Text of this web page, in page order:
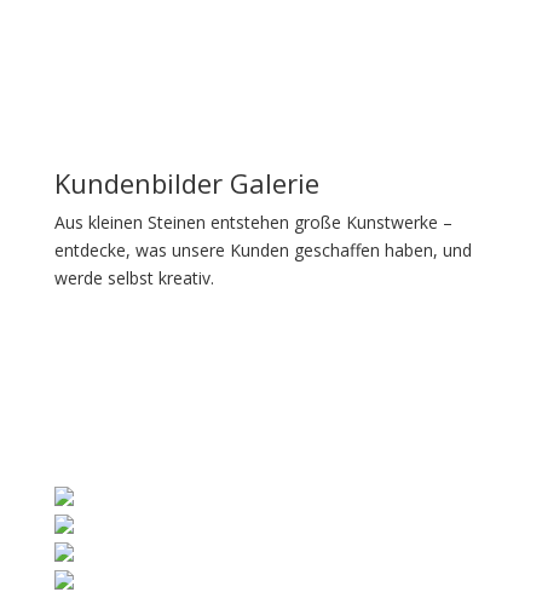
Kundenbilder Galerie
Aus kleinen Steinen entstehen große Kunstwerke –
entdecke, was unsere Kunden geschaffen haben, und
werde selbst kreativ.